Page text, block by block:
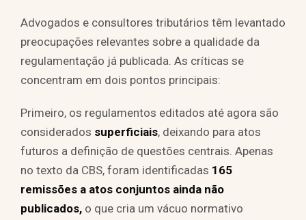
Advogados e consultores tributários têm levantado
preocupações relevantes sobre a qualidade da
regulamentação já publicada. As críticas se
concentram em dois pontos principais:
Primeiro, os regulamentos editados até agora são
considerados superficiais, deixando para atos
futuros a definição de questões centrais. Apenas
no texto da CBS, foram identificadas 165
remissões a atos conjuntos ainda não
publicados, o que cria um vácuo normativo